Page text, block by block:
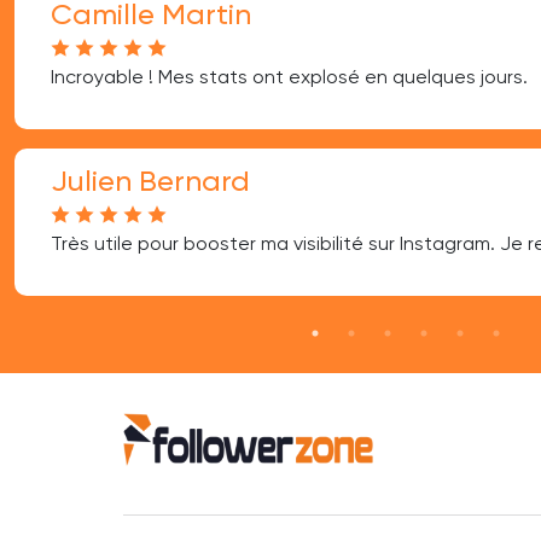
Camille Martin
Incroyable ! Mes stats ont explosé en quelques jours.
Julien Bernard
Très utile pour booster ma visibilité sur Instagram. Je